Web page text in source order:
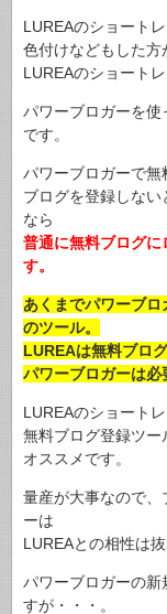
LUREAのショート
色付けなどもした
LUREAのショート
パワーブロガーを
です。
パワーブロガーで無
ブログを登録しな
なら
普通に無料ブログ
す。
あくまでパワーブロ
のツール。
LUREAは無料ブロ
パワーブロガーは必
LUREAのショート
無料ブログ登録ツー
オススメです。
量産が大事なので、
ーは
LUREAとの相性は抜
パワーブロガーの
すが・・・。